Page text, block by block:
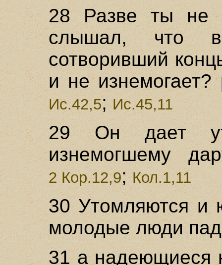
28 Разве ты не
слышал, что
сотворивший
и не
Ис.42,5;Ис.45,11
29 Он дает
изнемогшему
2 Кор.12,9; Кол.1,11
30 Утомляются и
молодые люди
31 а надеющиеся